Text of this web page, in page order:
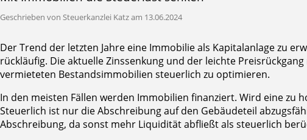
Geschrieben von Steuerkanzlei Katz am 13.06.2024
Der Trend der letzten Jahre eine Immobilie als Kapitalanlage zu
rückläufig. Die aktuelle Zinssenkung und der leichte
vermieteten Bestandsimmobilien steuerlich zu optimieren.
In den meisten Fällen werden Immobilien finanziert. Wird eine zu
Steuerlich ist nur die Abschreibung auf den Gebäudeteil
Abschreibung, da sonst mehr Liquidität abfließt als steuerlich